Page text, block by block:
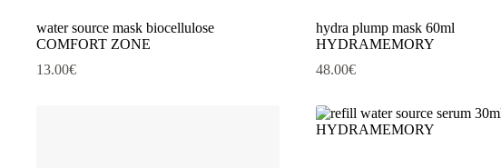
water source mask biocellulose
COMFORT ZONE
13.00€
hydra plump mask 60ml
HYDRAMEMORY
48.00€